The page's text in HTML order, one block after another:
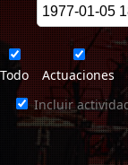
Todo Actuaciones
Incluir